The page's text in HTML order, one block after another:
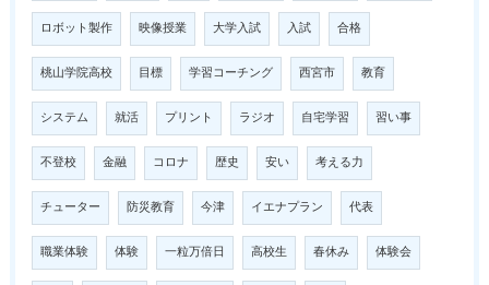
ロボット製作 映像授業 大学入試 入試 合格
桃山学院高校 目標 学習コーチング 西宮市 教育
システム 就活 プリント ラジオ 自宅学習 習い事
不登校 金融 コロナ 歴史 安い 考える力
チューター 防災教育 今津 イエナプラン 代表
職業体験 体験 一粒万倍日 高校生 春休み 体験会